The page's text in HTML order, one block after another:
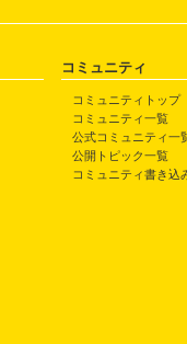
コミュニティ
コミュニティトップ
コミュニティ一覧
公式コミュニティ一
公開トピック一覧
コミュニティ書き込